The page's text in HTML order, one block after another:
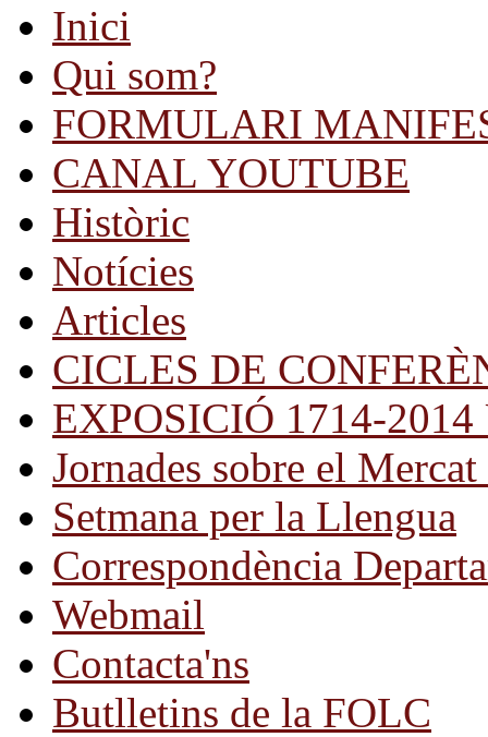
Inici
Qui som?
FORMULARI
CANAL YOUTUBE
Històric
Notícies
Articles
CICLES DE
EXPOSICIÓ 1714-
Jornades sobre el
Setmana per la Llengua
Correspondència
Webmail
Contacta'ns
Butlletins de la FOLC